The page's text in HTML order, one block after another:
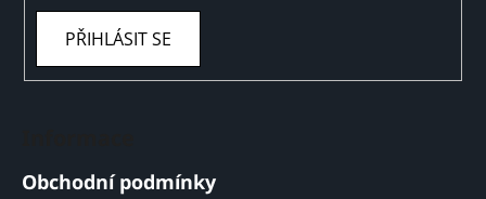
PŘIHLÁSIT SE
Obchodní podmínky